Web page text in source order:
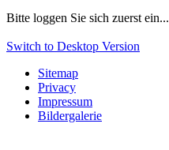
Bitte loggen Sie sich zuerst ein...
Switch to Desktop Version
Sitemap
Privacy
Impressum
Bildergalerie